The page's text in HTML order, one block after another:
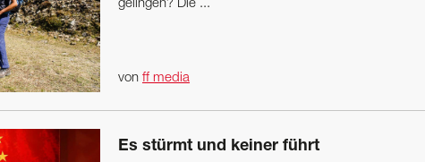
gelingen? Die ...
von ff media
Es stürmt und keiner führt